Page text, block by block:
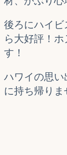
後ろにハイ
ら大好評！
す！
ハワイの思
に持ち帰りま